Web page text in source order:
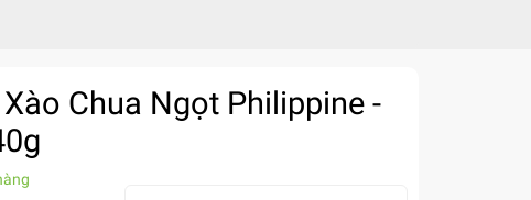
Chua Ngọt Philippine -